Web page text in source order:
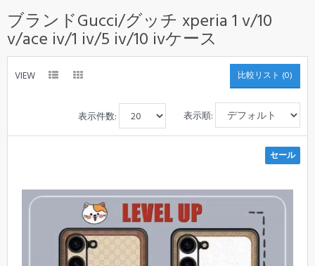
ブランドGucci/グッチ xperia 1 v/10
v/ace iv/1 iv/5 iv/10 ivケース
VIEW 比較リスト (0)
表示順:
表示件数:
セール